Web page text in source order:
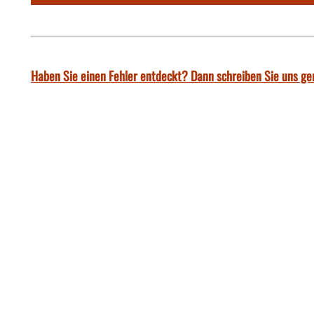
Haben Sie einen Fehler entdeckt? Dann schreiben Sie uns